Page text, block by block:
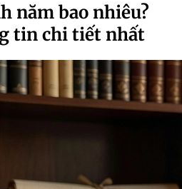
năm bao nhiêu?
tin chi tiết nhất